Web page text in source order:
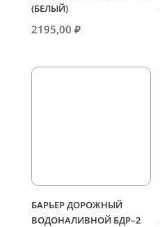
(БЕЛЫЙ)
2195,00 ₽
БАРЬЕР ДОРОЖНЫЙ
ВОДОНАЛИВНОЙ БДР–2